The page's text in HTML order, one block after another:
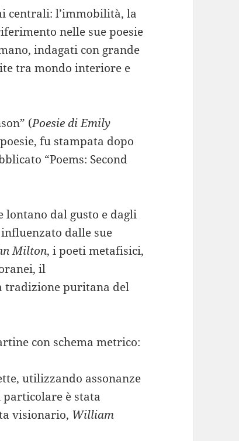
centrali: l’immobilità, la
nelle sue poesie
indagati con grande
tra mondo interiore e
(Poesie di Emily
fu stampata dopo
“Poems: Second
lontano dal gusto e dagli
dalle sue
Milton, i poeti metafisici,
il
tradizione puritana del
con schema metrico:
utilizzando assonanze
è stata
visionario, William